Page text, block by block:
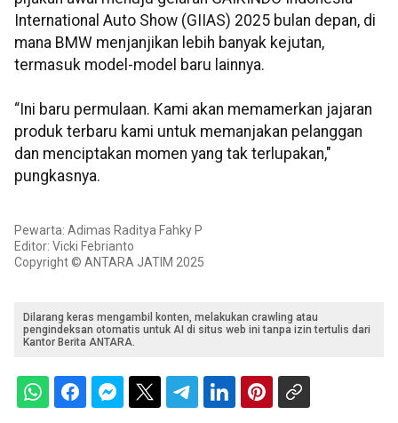
International Auto Show (GIIAS) 2025 bulan depan, di
mana BMW menjanjikan lebih banyak kejutan,
termasuk model-model baru lainnya.
“Ini baru permulaan. Kami akan memamerkan jajaran
produk terbaru kami untuk memanjakan pelanggan
dan menciptakan momen yang tak terlupakan,"
pungkasnya.
Pewarta: Adimas Raditya Fahky P
Editor: Vicki Febrianto
Copyright © ANTARA JATIM 2025
Dilarang keras mengambil konten, melakukan crawling atau
pengindeksan otomatis untuk AI di situs web ini tanpa izin tertulis dari
Kantor Berita ANTARA.